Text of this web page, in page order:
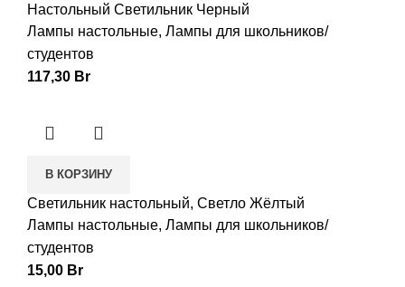
Настольный Светильник Черный
Лампы настольные, Лампы для школьников/
студентов
117,30 Br
В КОРЗИНУ
Светильник настольный, Светло Жёлтый
Лампы настольные, Лампы для школьников/
студентов
15,00 Br